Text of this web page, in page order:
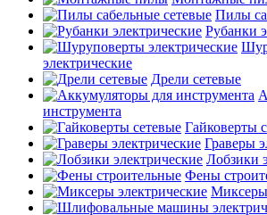
Пилы
Рубанки
электрические
Дрели сетевые
инструмента
Гайковерты
Граверы
Лобзики
Фены
Миксеры